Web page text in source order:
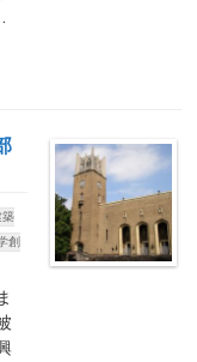
築
創